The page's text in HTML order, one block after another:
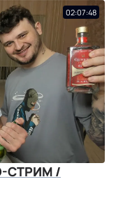
02:07:48
СТРИМ /